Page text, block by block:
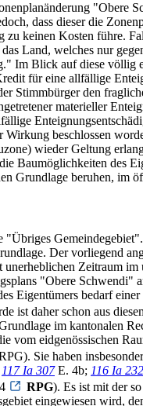
"Obere
dass dieser die
keinen Kosten führe.
Land, welches nur
Im Blick auf diese völlig
für eine allfällige
Stimmbürger den
materieller
beschlossen
wieder Geltung
Baumöglichkeiten des
Grundlage beruhen, im
Der vorliegend
Zeitraum
"Obere Schwendi"
Eigentümers bedarf
ist daher schon aus
im kantonalen
eidgenössischen
Sie haben
117 Ia 307E. 4b; 116 Ia 232
RPG). Es ist mit der
eingewiesen wird,